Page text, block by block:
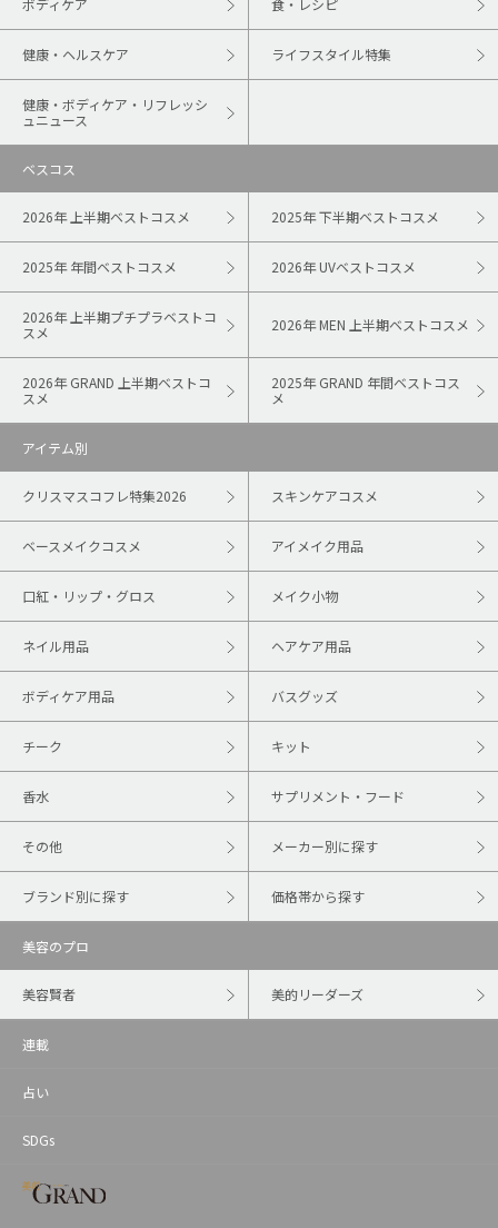
ボディケア 食・レシピ
健康・ヘルスケア ライフスタイル特集
健康・ボディケア・リフレッシ
ュニュース
ベスコス
2026年 上半期ベストコスメ 2025年 下半期ベストコスメ
2025年 年間ベストコスメ 2026年 UVベストコスメ
2026年 上半期プチプラベストコ
スメ
2026年 MEN 上半期ベストコスメ
2026年 GRAND 上半期ベストコ
スメ
2025年 GRAND 年間ベストコス
メ
アイテム別
クリスマスコフレ特集2026 スキンケアコスメ
ベースメイクコスメ アイメイク用品
口紅・リップ・グロス メイク小物
ネイル用品 ヘアケア用品
ボディケア用品 バスグッズ
チーク キット
香水 サプリメント・フード
その他 メーカー別に探す
ブランド別に探す 価格帯から探す
美容のプロ
美容賢者 美的リーダーズ
連載
占い
SDGs